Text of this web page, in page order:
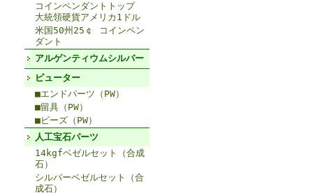
コインペンダントトップ
大統領硬貨アメリカ1ドル
米国50州25￠ コインペン
ダント
アルゲンティウムシルバー
ピューター
■エンドパーツ（PW）
■留具（PW）
■ビーズ（PW）
人工宝石パーツ
14kgfベゼルセット（合成
石）
シルバーベゼルセット（合
成石）